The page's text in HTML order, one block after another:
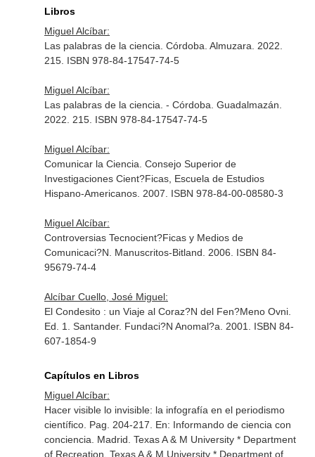
Libros
Miguel Alcíbar:
Las palabras de la ciencia. Córdoba. Almuzara. 2022.
215. ISBN 978-84-17547-74-5
Miguel Alcíbar:
Las palabras de la ciencia. - Córdoba. Guadalmazán.
2022. 215. ISBN 978-84-17547-74-5
Miguel Alcíbar:
Comunicar la Ciencia. Consejo Superior de
Investigaciones Cient?Ficas, Escuela de Estudios
Hispano-Americanos. 2007. ISBN 978-84-00-08580-3
Miguel Alcíbar:
Controversias Tecnocient?Ficas y Medios de
Comunicaci?N. Manuscritos-Bitland. 2006. ISBN 84-
95679-74-4
Alcíbar Cuello, José Miguel:
El Condesito : un Viaje al Coraz?N del Fen?Meno Ovni.
Ed. 1. Santander. Fundaci?N Anomal?a. 2001. ISBN 84-
607-1854-9
Capítulos en Libros
Miguel Alcíbar:
Hacer visible lo invisible: la infografía en el periodismo
científico. Pag. 204-217. En: Informando de ciencia con
conciencia . Madrid. Texas A & M University * Department
of Recreation, Texas A & M University * Department of